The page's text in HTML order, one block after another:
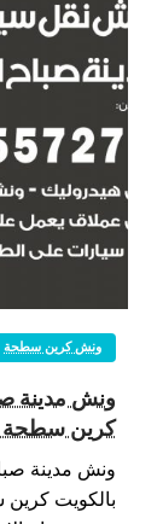
ونش كرين سطحة
كرين سطحة
ونش مدينة
بالكويت